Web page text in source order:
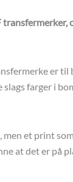
transfermerker,
er til
farger i
et print
at det er på